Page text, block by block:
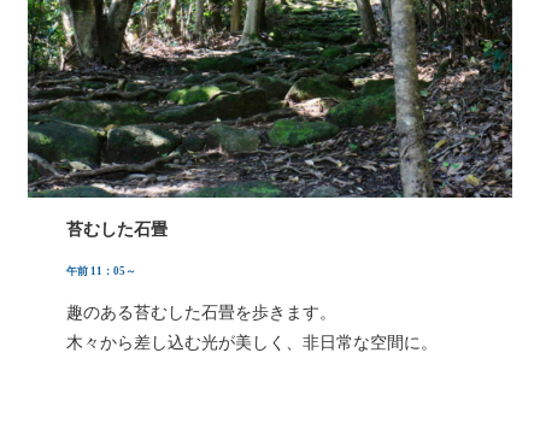
苔むした石畳
午前 11：05～
趣のある苔むした石畳を歩きます。
木々から差し込む光が美しく、非日常な空間に。